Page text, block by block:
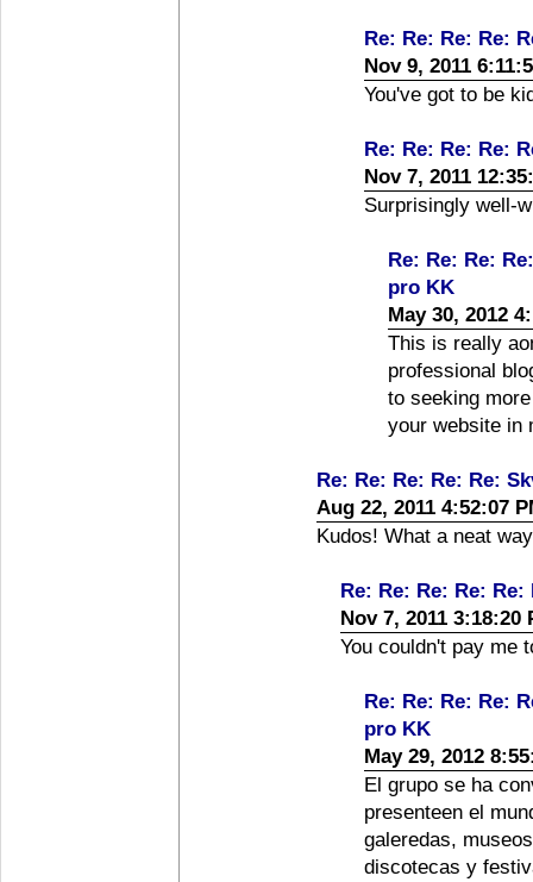
Re: Re: Re: Re:
Nov 9, 2011
You've got to be
Re: Re: Re: Re:
Nov 7, 2011
Surprisingly well-
Re: Re: Re:
pro KK
May 30, 2012
This is really
professional
to seeking
your website in
Re: Re: Re: Re: Re:
Aug 22, 2011 4:52:07
Kudos! What a neat
Re: Re: Re: Re: Re:
Nov 7, 2011 3:18:20
You couldn't pay me
Re: Re: Re: Re:
pro KK
May 29, 2012
El grupo se ha
presenteen el
galeredas,
discotecas y